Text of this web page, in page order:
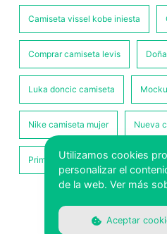
Camiseta vissel kobe iniesta
Comprar camiseta levis
Luka doncic camiseta
Nike camiseta mujer Nueva
Primark camiseta Tela de
Utilizamos cookies
personalizar el
de la web. Ver más
Aceptar